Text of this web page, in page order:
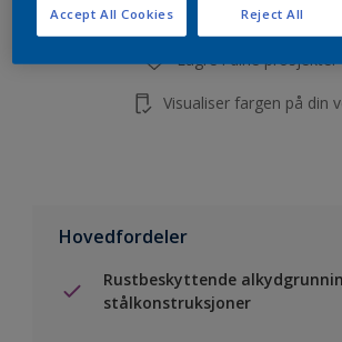
Lagre i dine prosjekter
Visualiser fargen på din
Hovedfordeler
Rustbeskyttende
stålkonstruksjoner
Reject All
Accept All Cookies